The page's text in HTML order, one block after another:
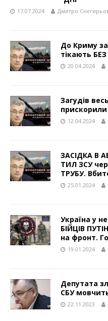
17.07.2024 Дмитро
До Криму
тікають
20.04.2024
Загудів
прискорили
12.04.2024
ЗАСІДКА В
ТИЛ ЗСУ
ТРУБУ.
25.01.2024
Україна у
БІЙЦІВ
на фронт.
19.01.2024
Депутата
СБУ
22.11.2023